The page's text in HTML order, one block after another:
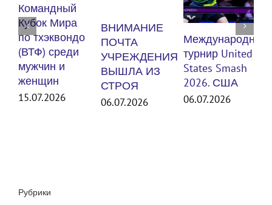
Командный
Кубок Мира
по тхэквондо
(ВТФ) среди
мужчин и
женщин
15.07.2026
ВНИМАНИЕ
ПОЧТА
УЧРЕЖДЕНИЯ
ВЫШЛА ИЗ
СТРОЯ
06.07.2026
Международный
турнир United
States Smash
2026. США
06.07.2026
Рубрики